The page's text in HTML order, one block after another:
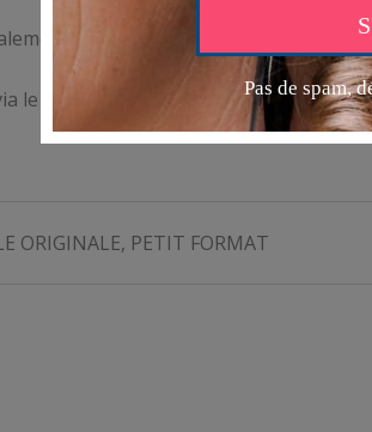
pour vous, puis expédiée sous
le formulaire ou sur
ORIGINALE, PETIT FORMAT